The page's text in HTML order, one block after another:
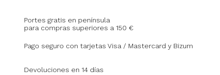
Portes gratis en península
para compras superiores a 150 €
Pago seguro con tarjetas Visa / Mastercard y Bizum
Devoluciones en 14 días